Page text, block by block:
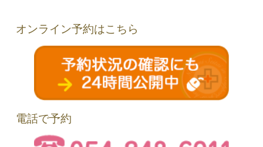
オンライン予約はこちら
電話で予約